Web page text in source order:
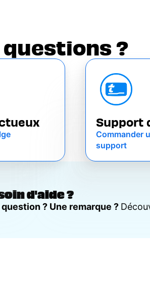
questions ?
Support
Commander
support
d'aide ?
question ? Une remarque ?